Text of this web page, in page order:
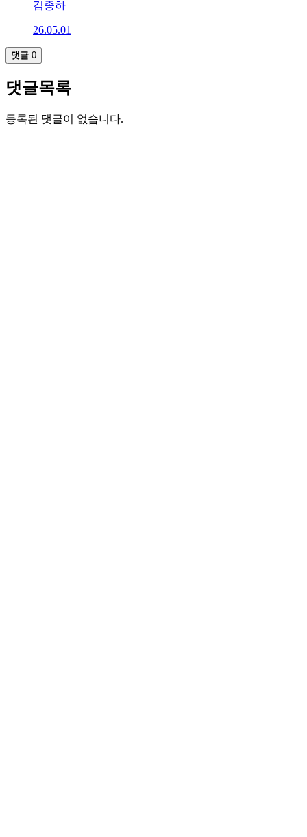
김종하
26.05.01
댓글 0
댓글목록
등록된 댓글이 없습니다.